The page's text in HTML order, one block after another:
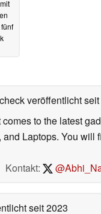
veröffentlicht
to the latest
Laptops. You will
Kontakt:
seit 2023